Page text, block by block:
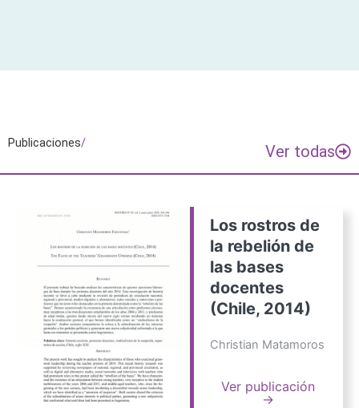
Publicaciones/ Ver todas
Los rostros de
la rebelión de
las bases
docentes
(Chile, 2014)
Christian Matamoros
Ver publicación
→